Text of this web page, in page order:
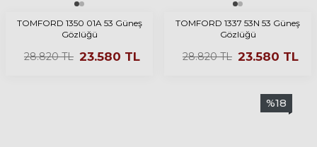
TOMFORD 1350 01A 53 Güneş
Gözlüğü
28.820TL 23.580 TL
TOMFORD 1337 53N 53 Güneş
Gözlüğü
28.820TL 23.580 TL
%18